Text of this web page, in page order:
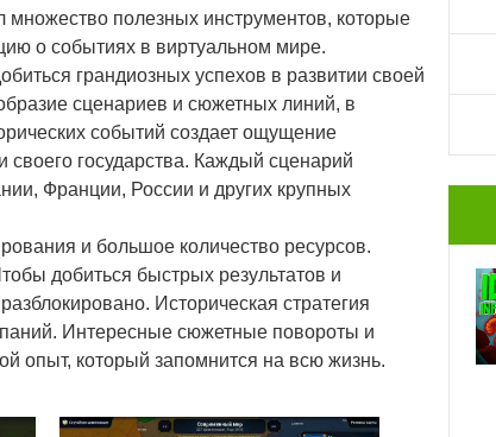
полезных инструментов, которые
о событиях в виртуальном мире.
грандиозных успехов в развитии своей
сценариев и сюжетных линий, в
событий создает ощущение
своего государства. Каждый сценарий
Франции, России и других крупных
и большое количество ресурсов.
добиться быстрых результатов и
Историческая стратегия
Интересные сюжетные повороты и
опыт, который запомнится на всю жизнь.